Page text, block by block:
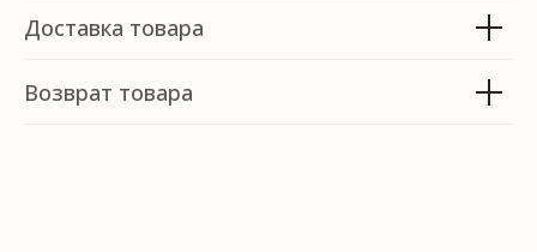
Доставка товара
Возврат товара